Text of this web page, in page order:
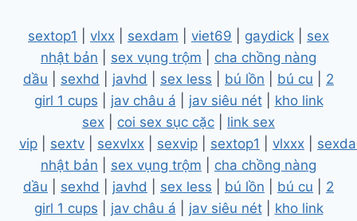
sextop1 vlxx sexdam viet69 gaydick
sex
nhật bản
sex vụng trộm
cha chồng nàng
dầu
sexhd javhd sex less bú lồn bú cu
2
girl 1 cups
jav châu á jav siêu nét| kho link
sex
coi sex sục cặc
link sex
vip
sextv sexvlxx sexvip sextop1 vlxxx
nhật bản
sex vụng trộm
cha chồng nàng
dầu
sexhd javhd sex less bú lồn bú cu
2
girl 1 cups
jav châu á jav siêu nét| kho link